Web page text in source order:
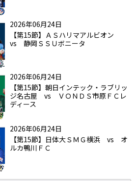
2026年06月24日
【第15節】ＡＳハリマアルビオン
vs 静岡ＳＳＵボニータ
2026年06月24日
【第15節】朝日インテック・ラブリッ
ジ名古屋 vs ＶＯＮＤＳ市原ＦＣレ
ディース
2026年06月24日
【第15節】日体大ＳＭＧ横浜 vs オ
ルカ鴨川ＦＣ